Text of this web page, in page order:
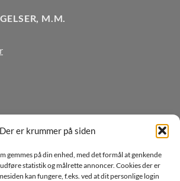
Der er krummer på siden
gemmes på din enhed, med det formål at genkende
statistik og målrette annoncer. Cookies der er
kan fungere, f.eks. ved at dit personlige login
M.M.